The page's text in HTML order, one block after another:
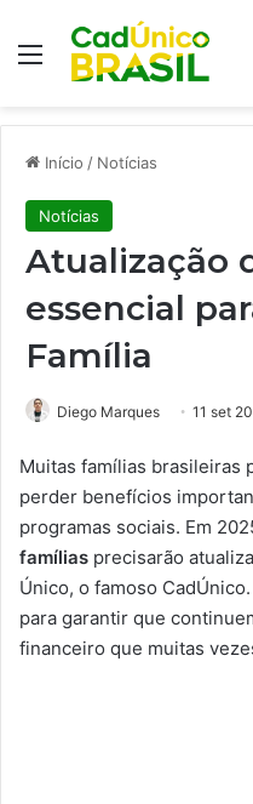
Menu
Início / Notícias
Notícias
Atualização
essencial
Família
Diego Marques 11 set
Muitas famílias brasileiras
perder benefícios
programas sociais. Em
famílias precisarão
Único, o famoso
para garantir que
financeiro que muitas